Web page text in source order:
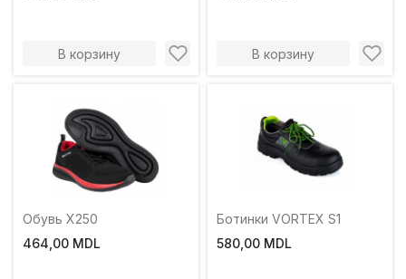
В корзину В корзину
Обувь X250
464,00 MDL
Ботинки VORTEX S1
580,00 MDL